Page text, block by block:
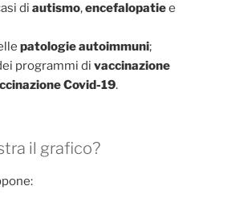
di autismo,encefalopatiee
patologie autoimmuni;
programmi di vaccinazione
Covid-19.
il grafico?